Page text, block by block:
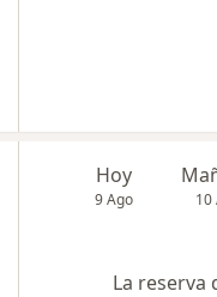
Hoy
9 Ago 10
La reserva